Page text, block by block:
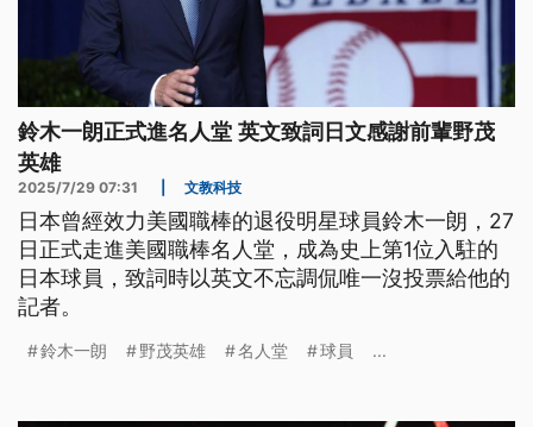
鈴木一朗正式進名人堂 英文致詞日文感謝前輩野茂
英雄
2025/7/29 07:31 文教科技
日本曾經效力美國職棒的退役明星球員鈴木一朗，27
日正式走進美國職棒名人堂，成為史上第1位入駐的
日本球員，致詞時以英文不忘調侃唯一沒投票給他的
記者。
鈴木一朗 野茂英雄 名人堂 球員 ...